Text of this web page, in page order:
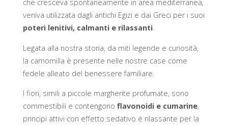
che cresceva spontaneamente in area mediterranea,
veniva utilizzata dagli antichi Egizi e dai Greci per i suoi
poteri lenitivi, calmanti e rilassanti.
Legata alla nostra storia, da miti legende e curiosità,
la camomilla è presente nelle nostre case come
fedele alleato del benessere familiare.
I fiori, simili a piccole margherite profumate, sono
commestibili e contengono flavonoidi e cumarine,
principi attivi con effetto sedativo e rilassante per la